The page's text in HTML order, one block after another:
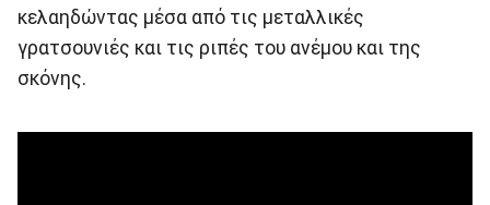
κελαηδώντας μέσα από τις μεταλλικές
γρατσουνιές και τις ριπές του ανέμου και της
σκόνης.